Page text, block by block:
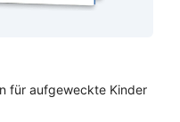
für aufgeweckte Kinder